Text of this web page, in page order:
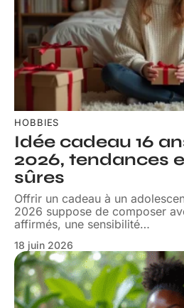
HOBBIES
Idée cadeau 16
2026, tendances
sûres
Offrir un cadeau à un
2026 suppose de composer
affirmés, une sensibilité…
18 juin 2026